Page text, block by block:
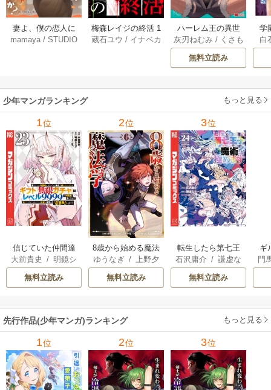
妻よ、僕の恋人に
なってくれません
mamaya /STUDIO
梅森レイジの終活 1
3巻
蔵石ユウ / イナベカ
ハーレム王の異世
界プレス漫遊記 ～
最強無双のおじさ
んはあらゆる種族
ミック） 6巻
灰刃ねむみ / くさも
ち
無料立読み
学
ア
（
白
少年マンガランキング もっと見る
1位
信じていた仲間達
にダンジョン奥地
で殺されかけたが
ギフト『無限ガチ
の仲間達を手に入
れて元パーティー
メンバーと世界に
復讐＆『ざま
ぁ！』します！
大前貴史 / 明鏡シ
スイ/tef
無料立読み
2位
8歳から始める魔法
学
ゆうなぎ /
上野夕
陽/乃希
無料立読み
3位
転生したら第七王
子だったので、気
ままに魔術を極め
ます
石沢庸介 /謙虚な
サークル/メル。
無料立読み
ギ
門
先行作品(少年マンガ)ランキング もっと見る
1位 2位 3位